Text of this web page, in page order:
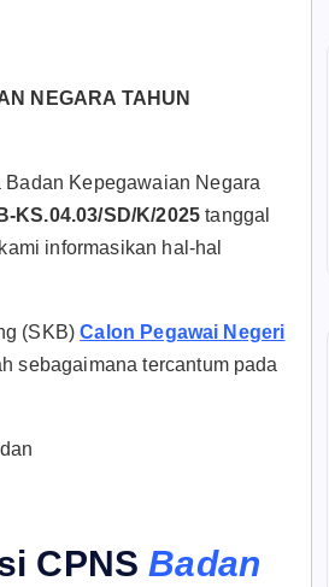
NEGARA TAHUN
Kepegawaian Negara
KS.04.03/SD/K/2025tanggal
informasikan hal-hal
(SKB)Calon Pegawai Negeri
sebagaimana tercantum pada
CPNSBadan